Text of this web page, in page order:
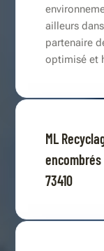
ailleurs
partenaire
optimisé et
ML
73410